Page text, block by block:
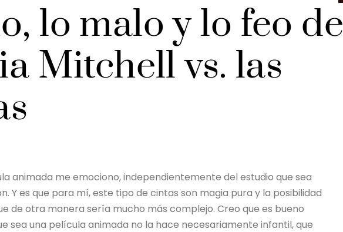
lo malo y lo feo de
Mitchell vs. las
animada me emociono, independientemente del estudio que sea
Y es que para mí, este tipo de cintas son magia pura y la posibilidad
de otra manera sería mucho más complejo. Creo que es bueno
sea una película animada no la hace necesariamente infantil, que